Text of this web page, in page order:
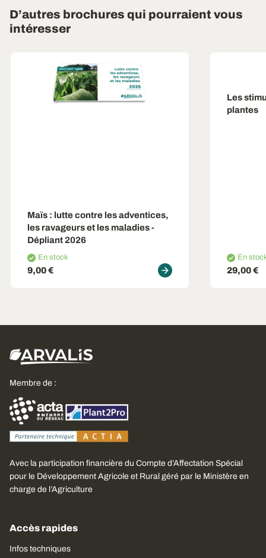
D’autres brochures qui pourraient vous
intéresser
Maïs : lutte contre les adventices,
les ravageurs et les maladies -
Dépliant 2026
En stock
9,00 €
Les
plantes
En
29,00 €
Membre de :
Avec la participation financière du Compte d’Affectation Spécial
pour le Développement Agricole et Rural géré par le Ministère en
charge de l’Agriculture
Accès rapides
Infos techniques